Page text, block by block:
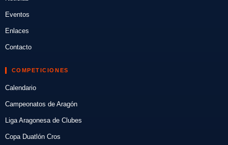
Eventos
Enlaces
Contacto
COMPETICIONES
Calendario
Campeonatos de Aragón
Liga Aragonesa de Clubes
Copa Duatlón Cros